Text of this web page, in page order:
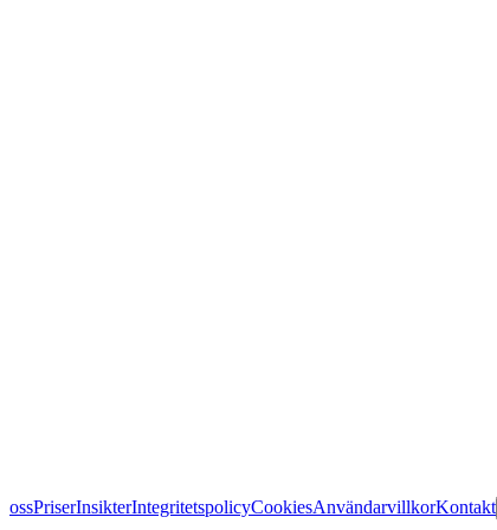
ossPriserInsikterIntegritetspolicyCookiesAnvändarvillkorKontakt